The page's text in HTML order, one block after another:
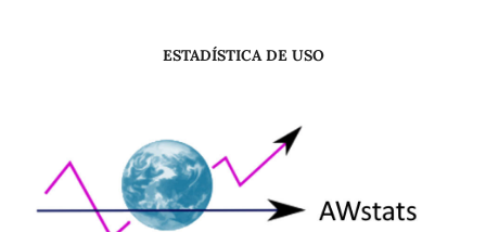
ESTADÍSTICA DE USO